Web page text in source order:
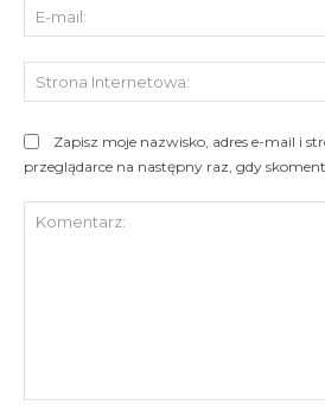
Zapisz moje nazwisko, adres e-mail i
przeglądarce na następny raz, gdy